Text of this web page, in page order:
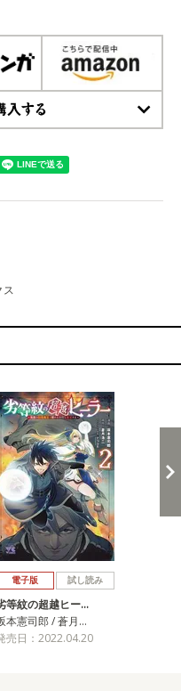
ス
電子版 試し読み
等紋の超越ヒー…
本憲司郎 / 蒼月…
売日：2022.04.20